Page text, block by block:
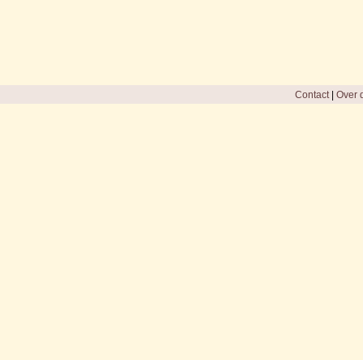
Contact| Over